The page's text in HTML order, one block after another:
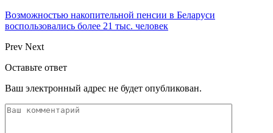
Возможностью накопительной пенсии в Беларуси
воспользовались более 21 тыс. человек
Prev Next
Оставьте ответ
Ваш электронный адрес не будет опубликован.